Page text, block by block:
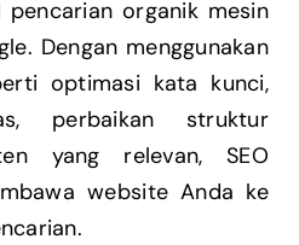
organik mesin
Dengan menggunakan
optimasi kata kunci,
perbaikan struktur
yang relevan, SEO
website Anda ke